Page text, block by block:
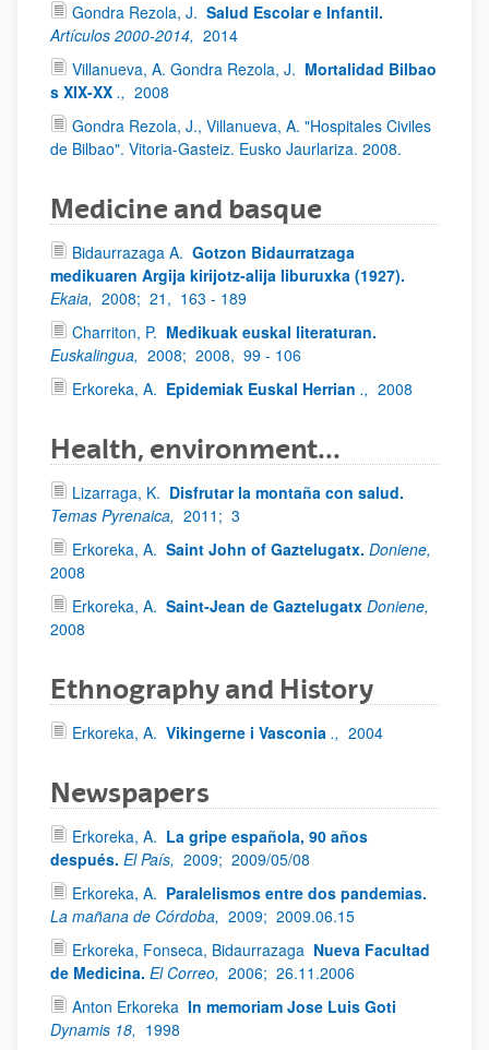
Gondra Rezola, J. Salud Escolar e Infantil.
Artículos 2000-2014, 2014
Villanueva, A. Gondra Rezola, J. Mortalidad Bilbao
s XIX-XX ., 2008
Gondra Rezola, J., Villanueva, A. "Hospitales Civiles
de Bilbao". Vitoria-Gasteiz. Eusko Jaurlariza. 2008.
Medicine and basque
Bidaurrazaga A. Gotzon Bidaurratzaga
medikuaren Argija kirijotz-alija liburuxka (1927).
Ekaia, 2008; 21, 163 - 189
Charriton, P. Medikuak euskal literaturan.
Euskalingua, 2008; 2008, 99 - 106
Erkoreka, A. Epidemiak Euskal Herrian ., 2008
Health, environment...
Lizarraga, K. Disfrutar la montaña con salud.
Temas Pyrenaica, 2011; 3
Erkoreka, A. Saint John of Gaztelugatx. Doniene,
2008
Erkoreka, A. Saint-Jean de Gaztelugatx Doniene,
2008
Ethnography and History
Erkoreka, A. Vikingerne i Vasconia ., 2004
Newspapers
Erkoreka, A. La gripe española, 90 años
después. El País, 2009; 2009/05/08
Erkoreka, A. Paralelismos entre dos pandemias.
La mañana de Córdoba, 2009; 2009.06.15
Erkoreka, Fonseca, Bidaurrazaga Nueva Facultad
de Medicina. El Correo, 2006; 26.11.2006
Anton Erkoreka In memoriam Jose Luis Goti
Dynamis 18, 1998